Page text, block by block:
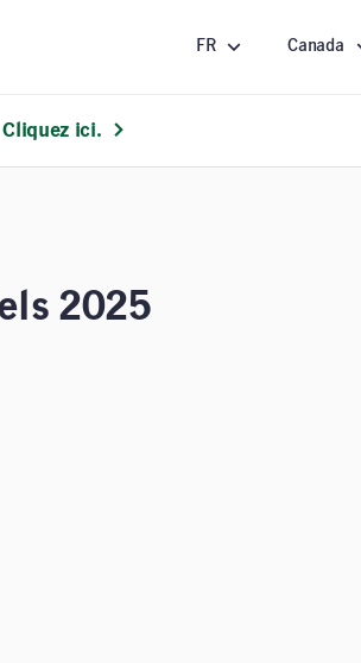
FR Canada
Cliquez ici.
2025